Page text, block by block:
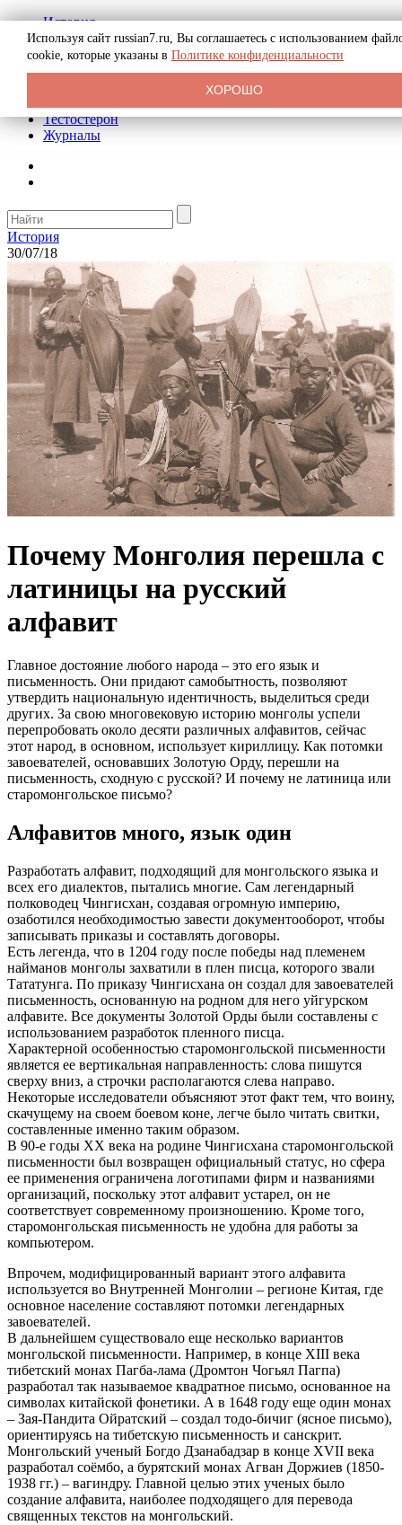
История
Биография
Криминал
Реклама на сайте
Тестостерон
Журналы
История
30/07/18
Почему Монголия перешла с
латиницы на русский
алфавит
Главное достояние любого народа – это его язык и
письменность. Они придают самобытность, позволяют
утвердить национальную идентичность, выделиться среди
других. За свою многовековую историю монголы успели
перепробовать около десяти различных алфавитов, сейчас
этот народ, в основном, использует кириллицу. Как потомки
завоевателей, основавших Золотую Орду, перешли на
письменность, сходную с русской? И почему не латиница или
старомонгольское письмо?
Алфавитов много, язык один
Разработать алфавит, подходящий для монгольского языка и
всех его диалектов, пытались многие. Сам легендарный
полководец Чингисхан, создавая огромную империю,
озаботился необходимостью завести документооборот, чтобы
записывать приказы и составлять договоры.
Есть легенда, что в 1204 году после победы над племенем
найманов монголы захватили в плен писца, которого звали
Тататунга. По приказу Чингисхана он создал для завоевателей
письменность, основанную на родном для него уйгурском
алфавите. Все документы Золотой Орды были составлены с
использованием разработок пленного писца.
Характерной особенностью старомонгольской письменности
является ее вертикальная направленность: слова пишутся
сверху вниз, а строчки располагаются слева направо.
Некоторые исследователи объясняют этот факт тем, что воину,
скачущему на своем боевом коне, легче было читать свитки,
составленные именно таким образом.
В 90-е годы XX века на родине Чингисхана старомонгольской
письменности был возвращен официальный статус, но сфера
ее применения ограничена логотипами фирм и названиями
организаций, поскольку этот алфавит устарел, он не
соответствует современному произношению. Кроме того,
старомонгольская письменность не удобна для работы за
компьютером.
Впрочем, модифицированный вариант этого алфавита
используется во Внутренней Монголии – регионе Китая, где
основное население составляют потомки легендарных
завоевателей.
В дальнейшем существовало еще несколько вариантов
монгольской письменности. Например, в конце XIII века
тибетский монах Пагба-лама (Дромтон Чогьял Пагпа)
разработал так называемое квадратное письмо, основанное на
символах китайской фонетики. А в 1648 году еще один монах
– Зая-Пандита Ойратский – создал тодо-бичиг (ясное письмо),
ориентируясь на тибетскую письменность и санскрит.
Монгольский ученый Богдо Дзанабадзар в конце XVII века
разработал соëмбо, а бурятский монах Агван Доржиев (1850-
1938 гг.) – вагиндру. Главной целью этих ученых было
создание алфавита, наиболее подходящего для перевода
священных текстов на монгольский.
Используя сайт russian7.ru, Вы соглашаетесь с использованием
cookie, которые указаны в Политике конфиденциальности
ХОРОШО